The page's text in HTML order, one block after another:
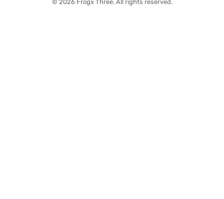
© 2026 Frogx Three. All rights reserved.